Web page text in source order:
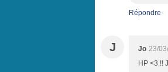
Répondre
J Jo 23/
HP <3 !!